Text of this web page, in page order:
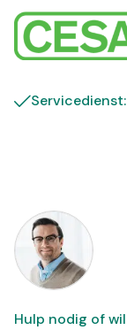
Hulp nodig of